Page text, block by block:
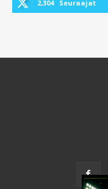
2,304 Seuraajat